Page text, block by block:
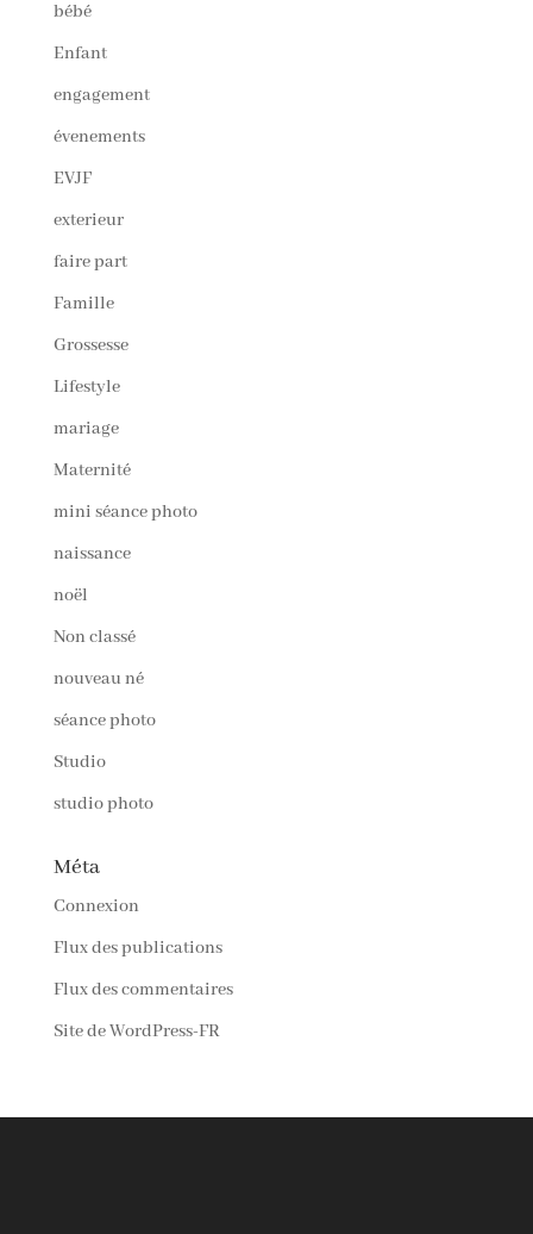
bébé
Enfant
engagement
évenements
EVJF
exterieur
faire part
Famille
Grossesse
Lifestyle
mariage
Maternité
mini séance photo
naissance
noël
Non classé
nouveau né
séance photo
Studio
studio photo
Méta
Connexion
Flux des publications
Flux des commentaires
Site de WordPress-FR